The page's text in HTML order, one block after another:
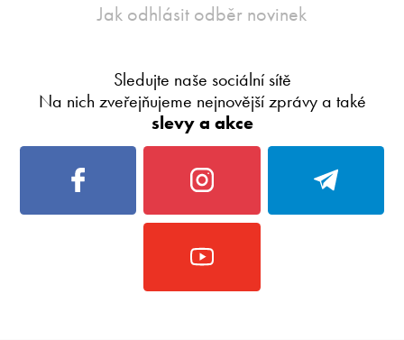
Jak odhlásit odběr novinek
Sledujte naše sociální sítě
Na nich zveřejňujeme nejnovější zprávy a také
slevy a akce